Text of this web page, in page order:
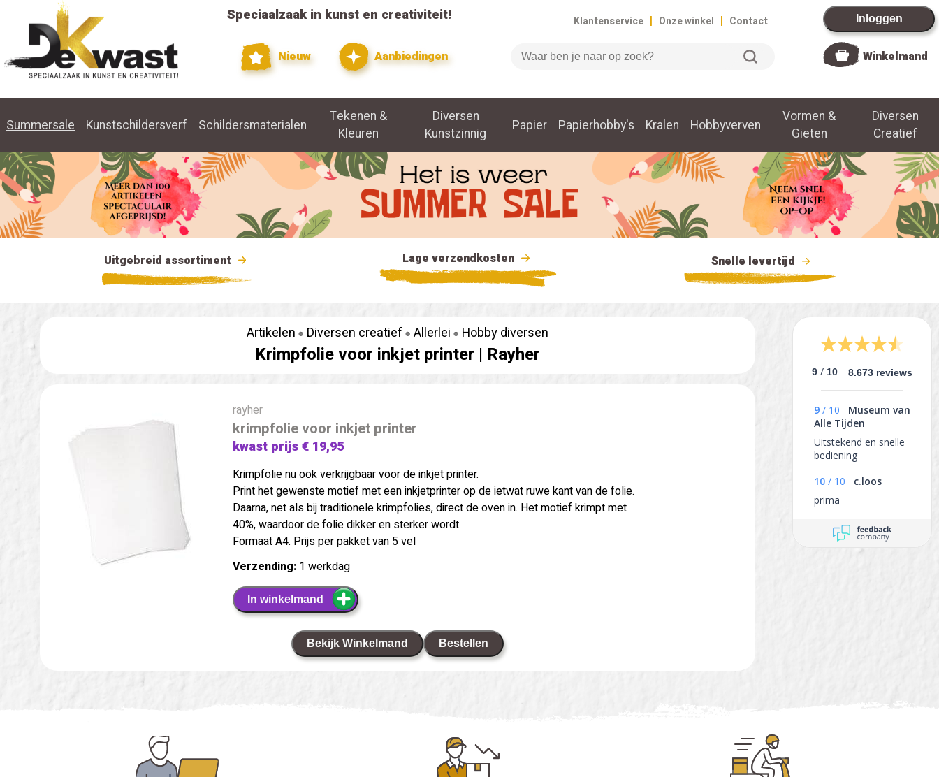
Speciaalzaak in kunst en creativiteit!
Nieuw Aanbiedingen
Klantenservice | Onze winkel | Contact
Zoeken
Inloggen
Winkelmand
Summersale Kunstschildersverf Schildersmaterialen
Tekenen &
Kleuren
Diversen
Kunstzinnig
Papier Papierhobby's Kralen Hobbyverven
Vormen &
Gieten
Diversen
Creatief
Uitgebreid assortiment Lage verzendkosten Snelle levertijd
9 / 10 8.673 reviews
9 / 10
Museum van
Alle Tijden
Uitstekend en snelle
bediening
10 / 10
c.loos
prima
Artikelen Diversen creatief Allerlei Hobby diversen
Krimpfolie voor inkjet printer | Rayher
rayher
krimpfolie voor inkjet printer
kwast prijs € 19,95
Krimpfolie nu ook verkrijgbaar voor de inkjet printer.
Print het gewenste motief met een inkjetprinter op de ietwat ruwe kant van de folie.
Daarna, net als bij traditionele krimpfolies, direct de oven in. Het motief krimpt met
40%, waardoor de folie dikker en sterker wordt.
Formaat A4. Prijs per pakket van 5 vel
Verzending: 1 werkdag
In winkelmand
Bekijk Winkelmand Bestellen